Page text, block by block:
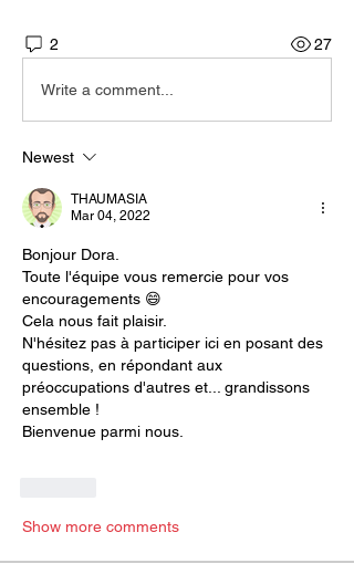
2 27
Write a comment...
Newest
THAUMASIA
Mar 04, 2022
Bonjour Dora.
Toute l'équipe vous remercie pour vos
encouragements 😄
Cela nous fait plaisir.
N'hésitez pas à participer ici en posant des
questions, en répondant aux
préoccupations d'autres et... grandissons
ensemble !
Bienvenue parmi nous.
Show more comments